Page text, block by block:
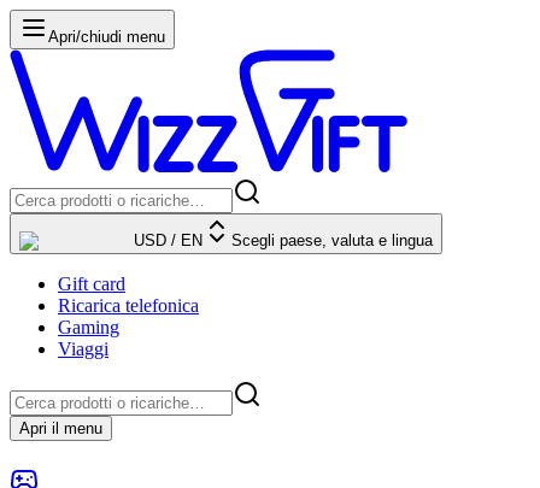
Apri/chiudi menu
USD / EN Scegli paese, valuta e lingua
Gift card
Ricarica telefonica
Gaming
Viaggi
Apri il menu